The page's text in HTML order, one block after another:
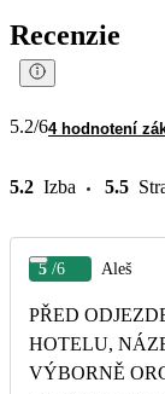
Recenzie
5.2/64 hodnotení
5.2 Izba 5.5
5 /6 Aleš
PŘED
HOTELU,
VÝBORNĚ